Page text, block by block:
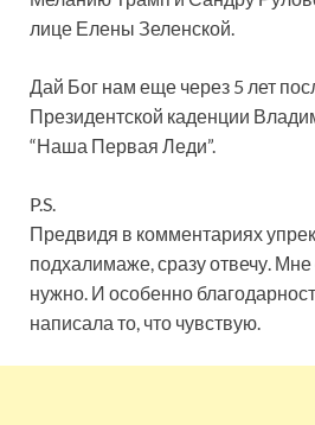
лице Елены Зеленской.
Дай Бог нам еще через 5 лет
Президентской каденции
“Наша Первая Леди”.
P.S.
Предвидя в комментариях
подхалимаже, сразу отвечу.
нужно. И особенно
написала то, что чувствую.